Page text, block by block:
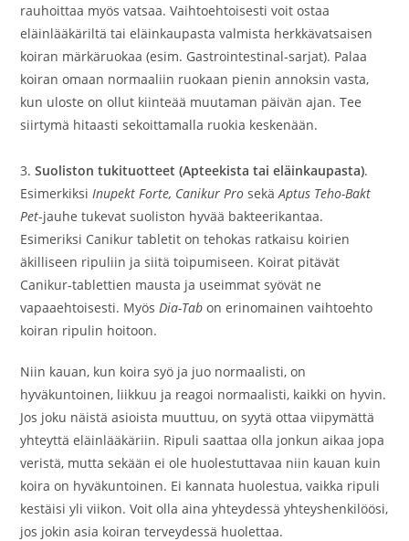
rauhoittaa myös vatsaa. Vaihtoehtoisesti voit ostaa
eläinlääkäriltä tai eläinkaupasta valmista herkkävatsaisen
koiran märkäruokaa (esim. Gastrointestinal-sarjat). Palaa
koiran omaan normaaliin ruokaan pienin annoksin vasta,
kun uloste on ollut kiinteää muutaman päivän ajan. Tee
siirtymä hitaasti sekoittamalla ruokia keskenään.
3.Suoliston tukituotteet (Apteekista tai eläinkaupasta).
Esimerkiksi Inupekt Forte, Canikur Pro sekäAptus Teho-Bakt
Pet-jauhe tukevat suoliston hyvää bakteerikantaa.
Esimeriksi Canikur tabletit on tehokas ratkaisu koirien
äkilliseen ripuliin ja siitä toipumiseen. Koirat pitävät
Canikur-tablettien mausta ja useimmat syövät ne
vapaaehtoisesti. Myös Dia-Tab on erinomainen vaihtoehto
koiran ripulin hoitoon.
Niin kauan, kun koira syö ja juo normaalisti, on
hyväkuntoinen, liikkuu ja reagoi normaalisti, kaikki on hyvin.
Jos joku näistä asioista muuttuu, on syytä ottaa viipymättä
yhteyttä eläinlääkäriin. Ripuli saattaa olla jonkun aikaa jopa
veristä, mutta sekään ei ole huolestuttavaa niin kauan kuin
koira on hyväkuntoinen. Ei kannata huolestua, vaikka ripuli
kestäisi yli viikon. Voit olla aina yhteydessä yhteyshenkilöösi,
jos jokin asia koiran terveydessä huolettaa.